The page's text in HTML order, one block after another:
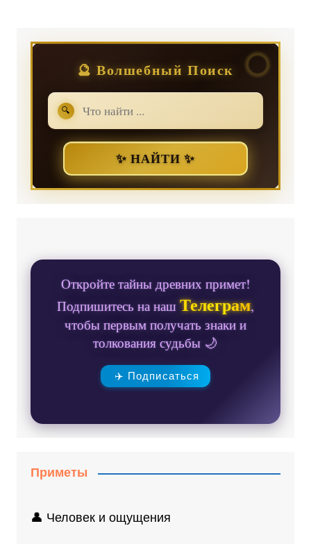
🔮 Волшебный Поиск
🔍
✨ НАЙТИ ✨
Откройте тайны древних примет!
Подпишитесь на нашТелеграм,
чтобы первым получать знаки и
толкования судьбы 🌙
✈️ Подписаться
Приметы
👤 Человек и ощущения